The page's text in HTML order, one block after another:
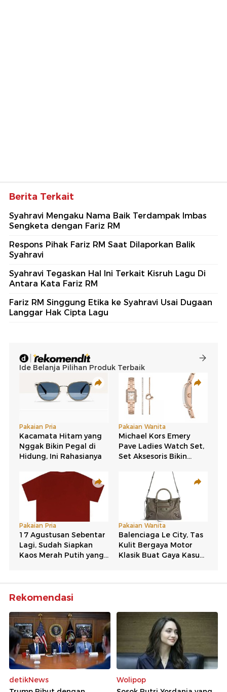
Berita Terkait
Syahravi Mengaku Nama Baik Terdampak Imbas
Sengketa dengan Fariz RM
Respons Pihak Fariz RM Saat Dilaporkan Balik
Syahravi
Syahravi Tegaskan Hal Ini Terkait Kisruh Lagu Di
Antara Kata Fariz RM
Fariz RM Singgung Etika ke Syahravi Usai Dugaan
Langgar Hak Cipta Lagu
Rekomendasi
detikNews
Wolipop